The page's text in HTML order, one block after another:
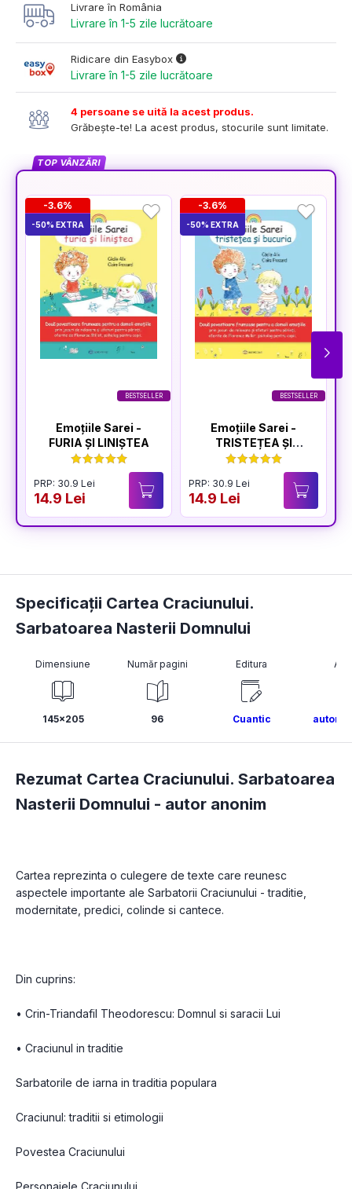
Livrare în România
Livrare în 1-5 zile lucrătoare
Ridicare din Easybox
Livrare în 1-5 zile lucrătoare
4 persoane se uită la acest produs.
Grăbește-te! La acest produs, stocurile sunt limitate.
TOP VÂNZĂRI
BESTSELLER
-3.6%
-50% EXTRA
Emoțiile Sarei -
FURIA ȘI LINIȘTEA
PRP: 30.9 Lei
14.9 Lei
BESTSELLER
-3.6%
-50% EXTRA
Emoțiile Sarei -
TRISTEȚEA ȘI
BUCURIA
PRP: 30.9 Lei
14.9 Lei
Specificații Cartea Craciunului.
Sarbatoarea Nasterii Domnului
Dimensiune
145x205
Număr pagini
96
Editura
Cuantic autor
Rezumat Cartea Craciunului. Sarbatoarea
Nasterii Domnului - autor anonim
Cartea reprezinta o culegere de texte care reunesc
aspectele importante ale Sarbatorii Craciunului - traditie,
modernitate, predici, colinde si cantece.
Din cuprins:
• Crin-Triandafil Theodorescu: Domnul si saracii Lui
• Craciunul in traditie
Sarbatorile de iarna in traditia populara
Craciunul: traditii si etimologii
Povestea Craciunului